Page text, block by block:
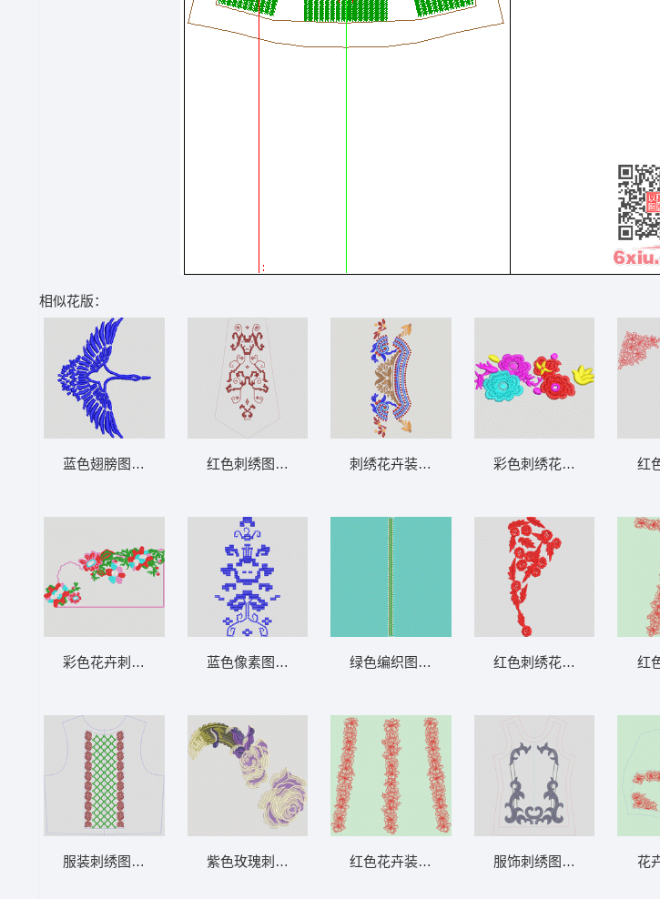
相似花版：
蓝色翅膀图案设计 鹤
彩色花卉刺绣装饰边框 靓花
服装刺绣图案设计图 条码
红色刺绣图案设计图 抽象 马赛克
蓝色像素图案装饰设计 抽象 马赛克
紫色玫瑰刺绣图案 靓花
刺绣花卉装饰图案 雕孔 幅杂 条码
绿色编织图案尺规 条码
红色花卉装饰图案 花条
彩色刺绣花朵图案 简单花
红色刺绣花卉图案 简单花
服饰刺绣图案设计图 曲线
红
红
花